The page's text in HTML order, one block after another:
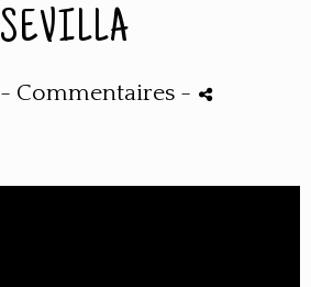
SEVILLA
- Commentaires -